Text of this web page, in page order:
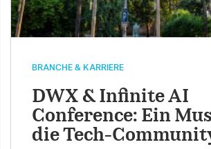
BRANCHE & KARRIERE
DWX & Infinite AI
Conference: Ein
die Tech-